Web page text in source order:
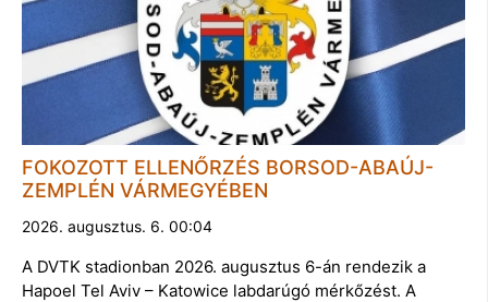
FOKOZOTT ELLENŐRZÉS BORSOD-ABAÚJ-
ZEMPLÉN VÁRMEGYÉBEN
2026. augusztus. 6. 00:04
A DVTK stadionban 2026. augusztus 6-án rendezik a
Hapoel Tel Aviv – Katowice labdarúgó mérkőzést. A